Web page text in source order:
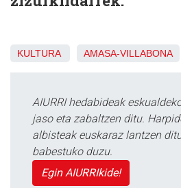
KULTURA AMASA-VILLABONA
AIURRI hedabideak
jaso eta zabaltzen ditu.
albisteak euskaraz lantzen
babestuko duzu.
Egin AIURRIkide!